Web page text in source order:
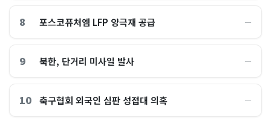
8 포스코퓨처엠 LFP 양극재 공급 ―
9 북한, 단거리 미사일 발사 ―
10 축구협회 외국인 심판 성접대 의혹 ―